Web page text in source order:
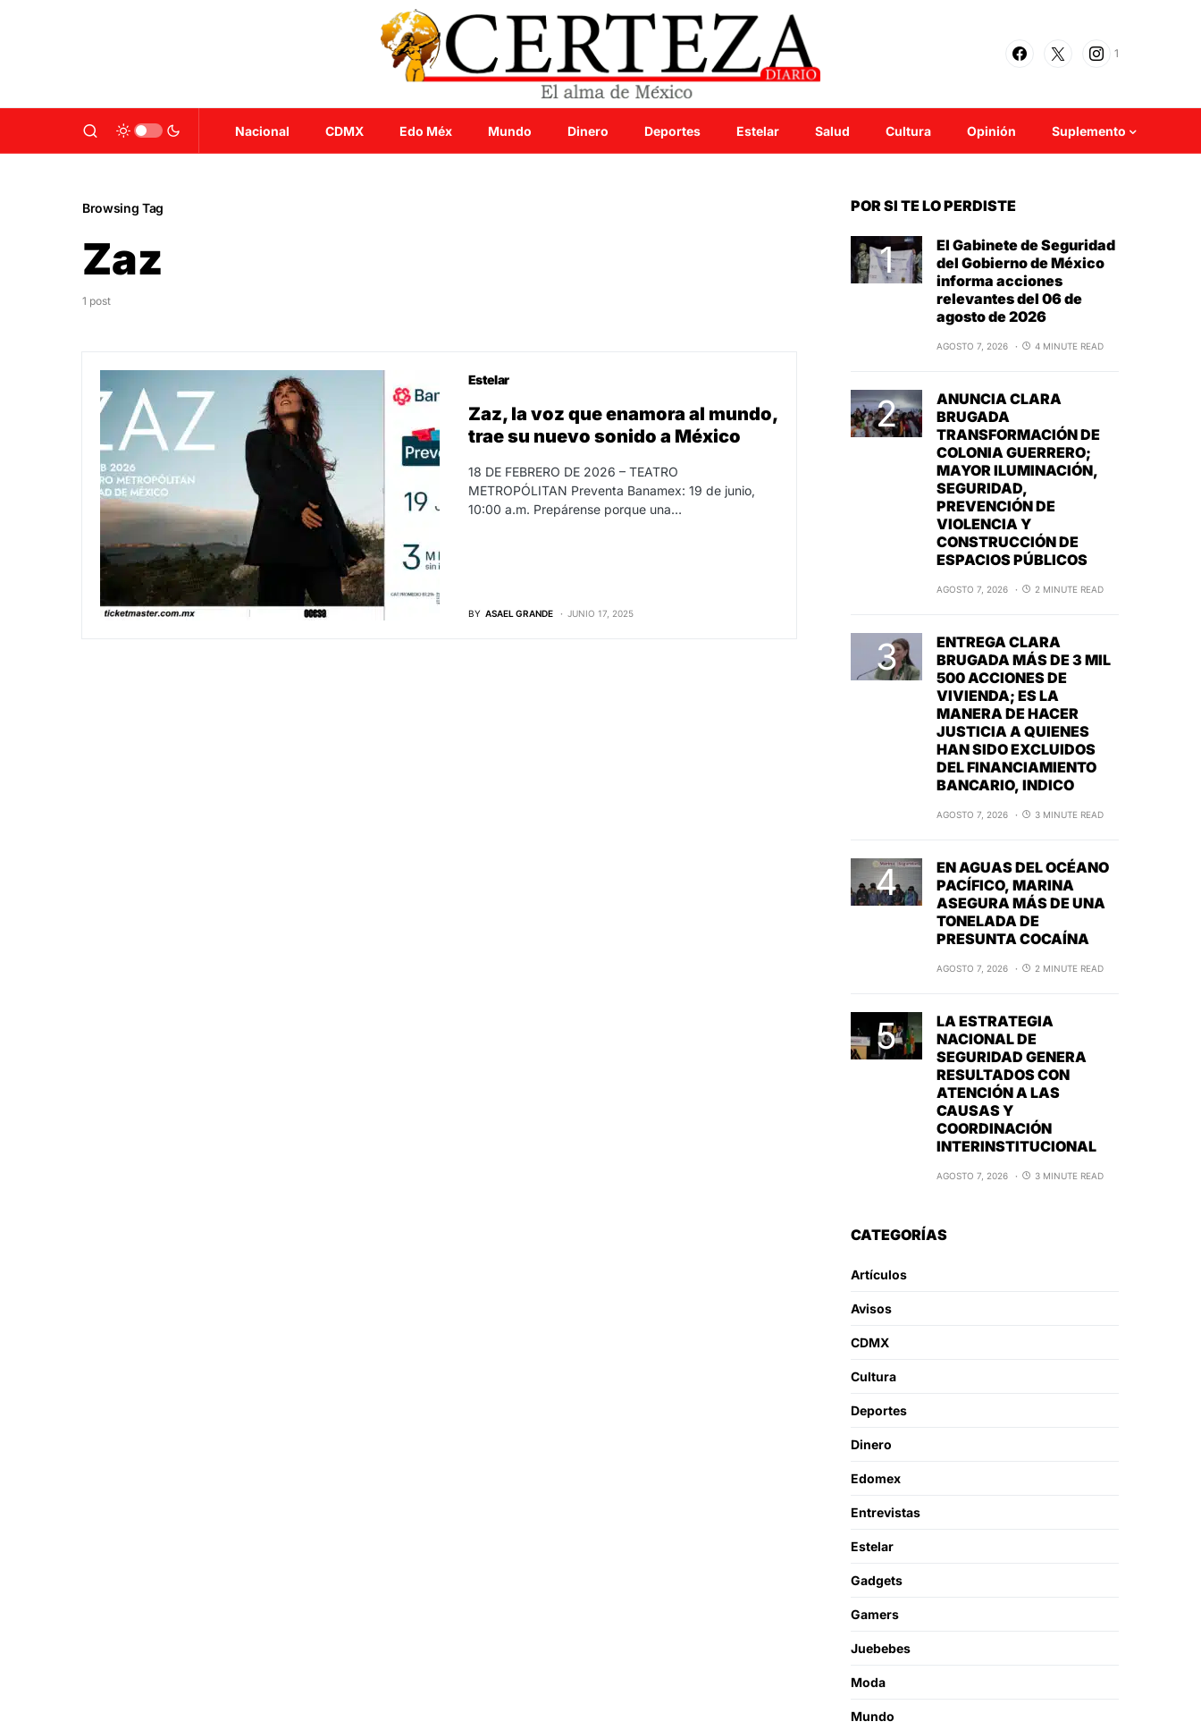
1
Nacional CDMX Edo Méx Mundo Dinero Deportes Estelar Salud Cultura Opinión Suplemento
Browsing Tag
Zaz
1 post
Estelar
Zaz, la voz que enamora al mundo,
trae su nuevo sonido a México
18 DE FEBRERO DE 2026 – TEATRO
METROPÓLITAN Preventa Banamex: 19 de junio,
10:00 a.m. Prepárense porque una…
BY ASAEL GRANDE JUNIO 17, 2025
POR SI TE LO PERDISTE
El Gabinete de Seguridad
del Gobierno de México
informa acciones
relevantes del 06 de
agosto de 2026
AGOSTO 7, 2026 4 MINUTE READ
ANUNCIA CLARA
BRUGADA
TRANSFORMACIÓN DE
COLONIA GUERRERO;
MAYOR ILUMINACIÓN,
SEGURIDAD,
PREVENCIÓN DE
VIOLENCIA Y
CONSTRUCCIÓN DE
ESPACIOS PÚBLICOS
AGOSTO 7, 2026 2 MINUTE READ
ENTREGA CLARA
BRUGADA MÁS DE 3 MIL
500 ACCIONES DE
VIVIENDA; ES LA
MANERA DE HACER
JUSTICIA A QUIENES
HAN SIDO EXCLUIDOS
DEL FINANCIAMIENTO
BANCARIO, INDICO
AGOSTO 7, 2026 3 MINUTE READ
EN AGUAS DEL OCÉANO
PACÍFICO, MARINA
ASEGURA MÁS DE UNA
TONELADA DE
PRESUNTA COCAÍNA
AGOSTO 7, 2026 2 MINUTE READ
LA ESTRATEGIA
NACIONAL DE
SEGURIDAD GENERA
RESULTADOS CON
ATENCIÓN A LAS
CAUSAS Y
COORDINACIÓN
INTERINSTITUCIONAL
AGOSTO 7, 2026 3 MINUTE READ
CATEGORÍAS
Artículos
Avisos
CDMX
Cultura
Deportes
Dinero
Edomex
Entrevistas
Estelar
Gadgets
Gamers
Juebebes
Moda
Mundo